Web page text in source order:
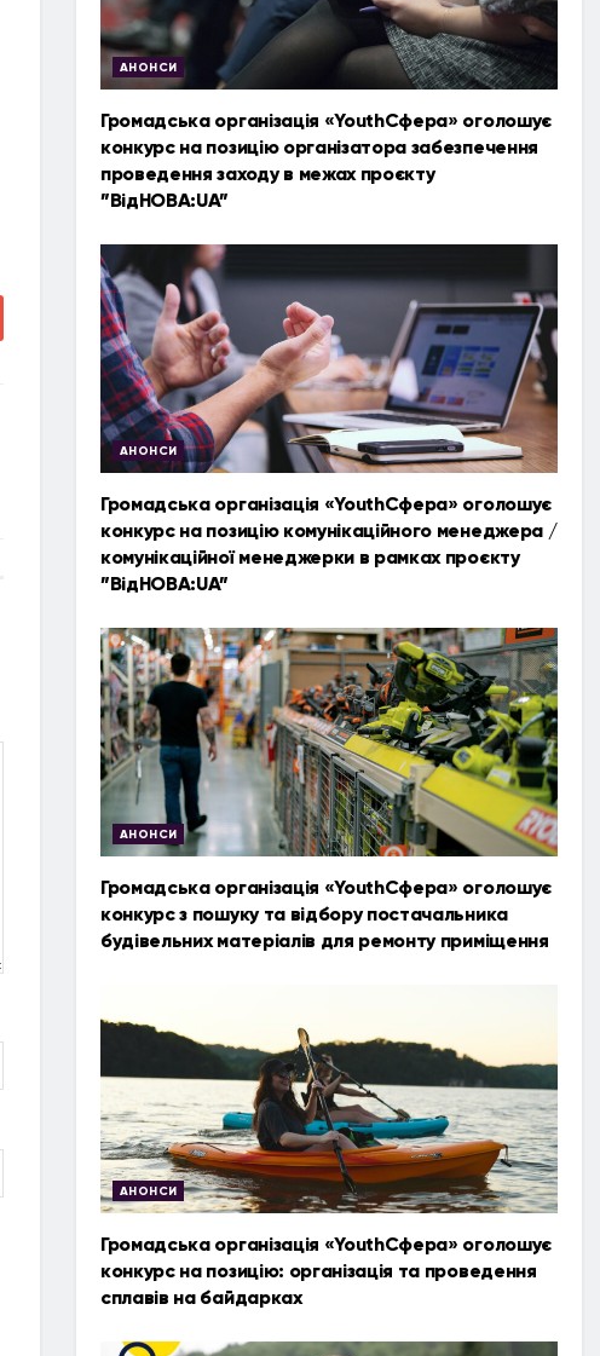
АНОНСИ
Громадська організація «YouthСфера» оголошує
конкурс на позицію організатора забезпечення
проведення заходу в межах проєкту
”ВідНОВА:UA”
АНОНСИ
Громадська організація «YouthСфера» оголошує
конкурс на позицію комунікаційного менеджера /
комунікаційної менеджерки в рамках проєкту
”ВідНОВА:UA”
АНОНСИ
Громадська організація «YouthСфера» оголошує
конкурс з пошуку та відбору постачальника
будівельних матеріалів для ремонту приміщення
АНОНСИ
Громадська організація «YouthСфера» оголошує
конкурс на позицію: організація та проведення
сплавів на байдарках